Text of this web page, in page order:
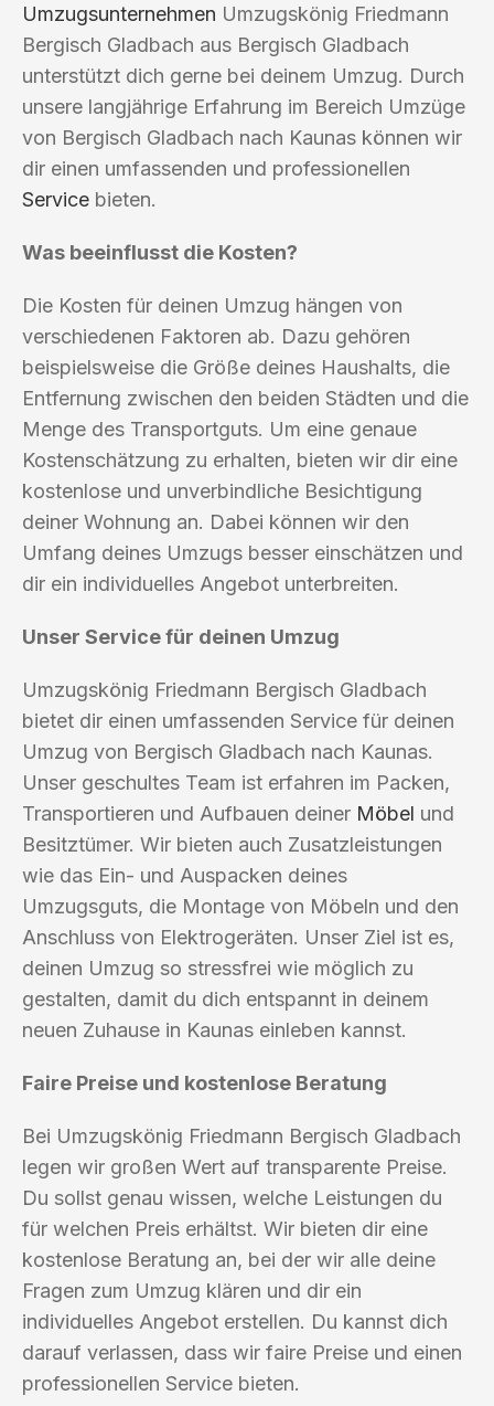
Umzugsunternehmen Umzugskönig Friedmann
Bergisch Gladbach aus Bergisch Gladbach
unterstützt dich gerne bei deinem Umzug. Durch
unsere langjährige Erfahrung im Bereich Umzüge
von Bergisch Gladbach nach Kaunas können wir
dir einen umfassenden und professionellen
Service bieten.
Was beeinflusst die Kosten?
Die Kosten für deinen Umzug hängen von
verschiedenen Faktoren ab. Dazu gehören
beispielsweise die Größe deines Haushalts, die
Entfernung zwischen den beiden Städten und die
Menge des Transportguts. Um eine genaue
Kostenschätzung zu erhalten, bieten wir dir eine
kostenlose und unverbindliche Besichtigung
deiner Wohnung an. Dabei können wir den
Umfang deines Umzugs besser einschätzen und
dir ein individuelles Angebot unterbreiten.
Unser Service für deinen Umzug
Umzugskönig Friedmann Bergisch Gladbach
bietet dir einen umfassenden Service für deinen
Umzug von Bergisch Gladbach nach Kaunas.
Unser geschultes Team ist erfahren im Packen,
Transportieren und Aufbauen deiner Möbel und
Besitztümer. Wir bieten auch Zusatzleistungen
wie das Ein- und Auspacken deines
Umzugsguts, die Montage von Möbeln und den
Anschluss von Elektrogeräten. Unser Ziel ist es,
deinen Umzug so stressfrei wie möglich zu
gestalten, damit du dich entspannt in deinem
neuen Zuhause in Kaunas einleben kannst.
Faire Preise und kostenlose Beratung
Bei Umzugskönig Friedmann Bergisch Gladbach
legen wir großen Wert auf transparente Preise.
Du sollst genau wissen, welche Leistungen du
für welchen Preis erhältst. Wir bieten dir eine
kostenlose Beratung an, bei der wir alle deine
Fragen zum Umzug klären und dir ein
individuelles Angebot erstellen. Du kannst dich
darauf verlassen, dass wir faire Preise und einen
professionellen Service bieten.